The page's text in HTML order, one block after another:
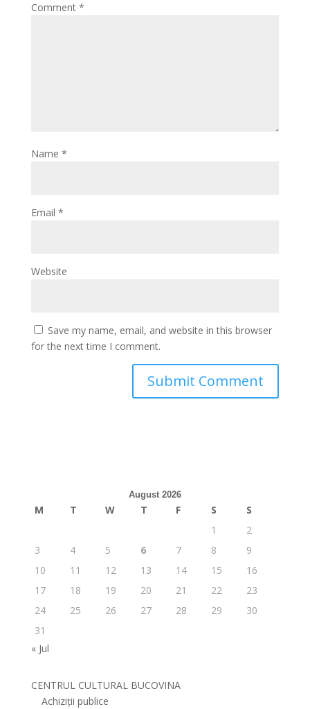
Comment *
Name *
Email *
Website
Save my name, email, and website in this browser
for the next time I comment.
August 2026
M T W T F S
S
1
2
3
4 5 6 7 8
9
10
11 12 13 14 15
16
17
18 19 20 21 22
23
24
25 26 27 28 29
30
31
« Jul
CENTRUL CULTURAL BUCOVINA
Achiziții publice